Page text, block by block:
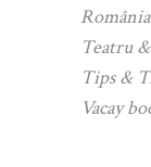
Teatru
Tips &
Vacay